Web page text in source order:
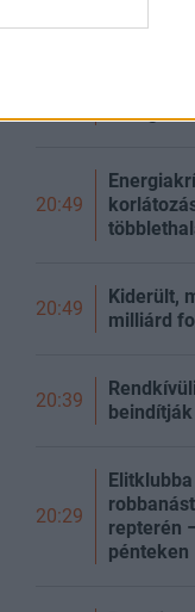
Tisza-
és a
20:49
20:49
Kiderült,
milliárd
20:39
20:29
repterén
pénteken